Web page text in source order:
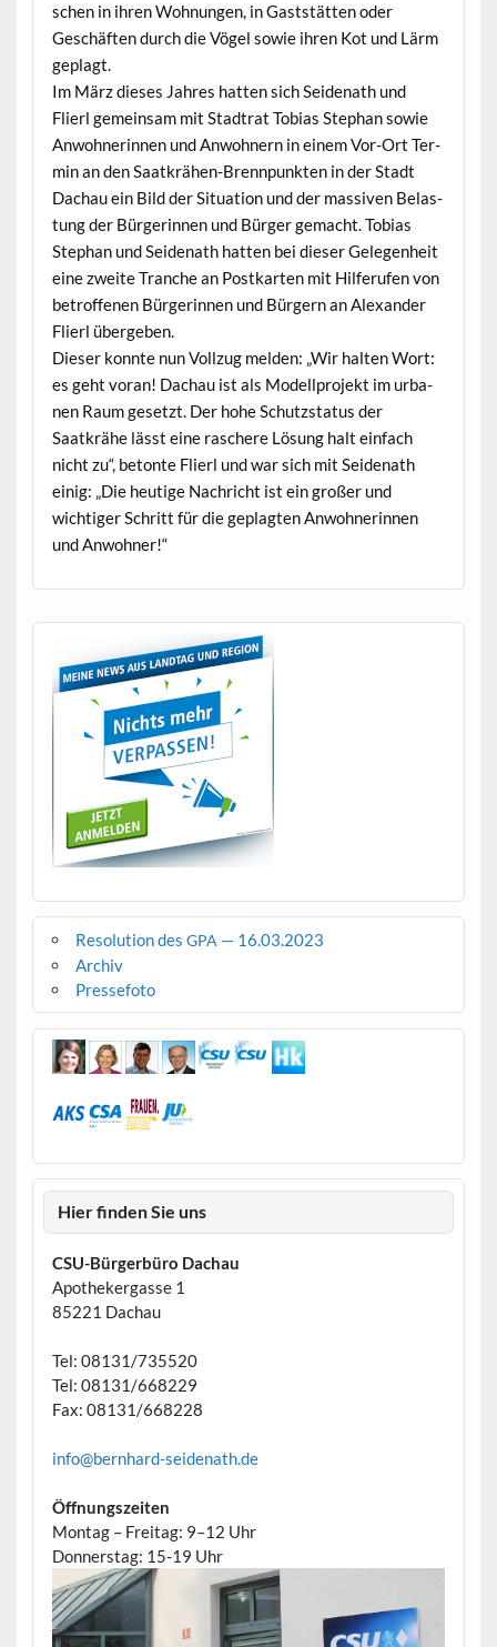
schen in ihren Woh­nun­gen, in Gast­stät­ten oder
Geschäften durch die Vögel sowie ihren Kot und Lärm
geplagt.
Im März dieses Jahres hat­ten sich Sei­de­nath und
Flierl gemein­sam mit Stad­trat Tobias Stephan sowie
Anwohner­in­nen und Anwohn­ern in einem Vor-Ort Ter­
min an den Saatkrähen-Bren­npunk­ten in der Stadt
Dachau ein Bild der Sit­u­a­tion und der mas­siv­en Belas­
tung der Bürg­erin­nen und Bürg­er gemacht. Tobias
Stephan und Sei­de­nath hat­ten bei dieser Gele­gen­heit
eine zweite Tranche an Postkarten mit Hil­fer­ufen von
betrof­fe­nen Bürg­erin­nen und Bürg­ern an Alexan­der
Flierl übergeben.
Dieser kon­nte nun Vol­lzug melden: „Wir hal­ten Wort:
es geht voran! Dachau ist als Mod­ell­pro­jekt im urba­
nen Raum geset­zt. Der hohe Schutzs­ta­tus der
Saatkrähe lässt eine raschere Lösung halt ein­fach
nicht zu“, betonte Flierl und war sich mit Sei­de­nath
einig: „Die heutige Nachricht ist ein großer und
wichtiger Schritt für die geplagten Anwohner­in­nen
und Anwohner!“
Resolution des GPA — 16.03.2023
Archiv
Pressefoto
Hier finden Sie uns
CSU-Bürgerbüro Dachau
Apothekergasse 1
85221 Dachau
Tel: 08131/735520
Tel: 08131/668229
Fax: 08131/668228
info@bernhard-seidenath.de
Öffnungszeiten
Montag – Freitag: 9–12 Uhr
Donnerstag: 15-19 Uhr